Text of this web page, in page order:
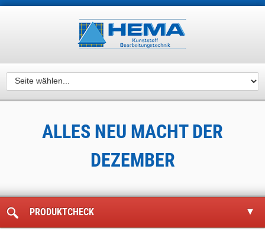
PRODUKTCHECK
ALLES NEU MACHT DER
DEZEMBER
Home Aktuelles Neuigkeiten